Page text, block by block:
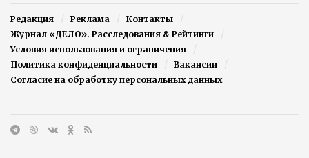
Редакция Реклама
Контакты
Журнал «ДЕЛО». Расследования & Рейтинги
Условия использования и ограничения
Политика конфиденциальности
Вакансии
Согласие на обработку персональных данных